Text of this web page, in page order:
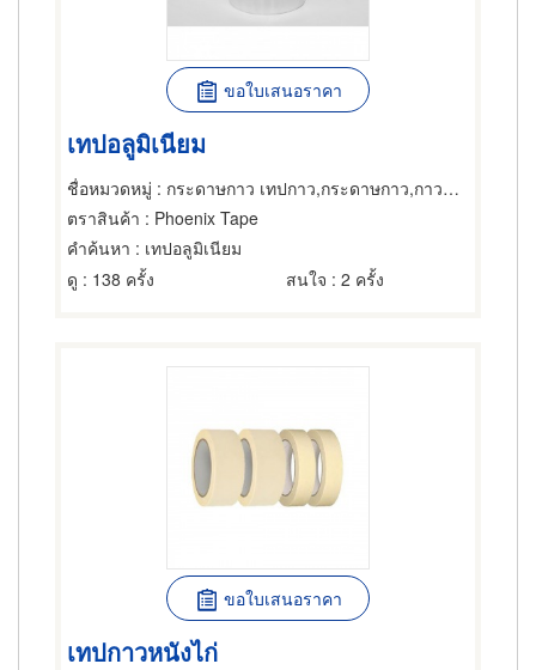
ขอใบเสนอราคา
เทปอลูมิเนียม
ชื่อหมวดหมู่ : กระดาษกาว เทปกาว,กระดาษกาว,กาวและผลิตภัณฑ์สำหรับยึดติด
ตราสินค้า : Phoenix Tape
คำค้นหา : เทปอลูมิเนียม
ดู : 138 ครั้ง สนใจ : 2 ครั้ง
ขอใบเสนอราคา
เทปกาวหนังไก่